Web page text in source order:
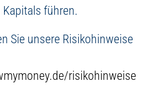
führen.
Sie unsere Risikohinweise
risikohinweise